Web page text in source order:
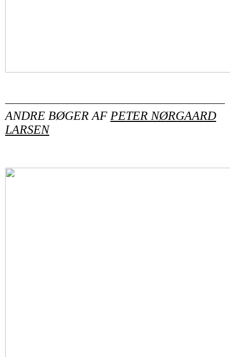
ANDRE BØGER AF PETER NØRGAARD
LARSEN